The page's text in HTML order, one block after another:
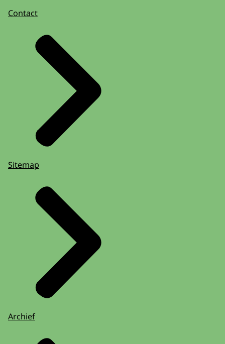
Contact
Sitemap
Archief